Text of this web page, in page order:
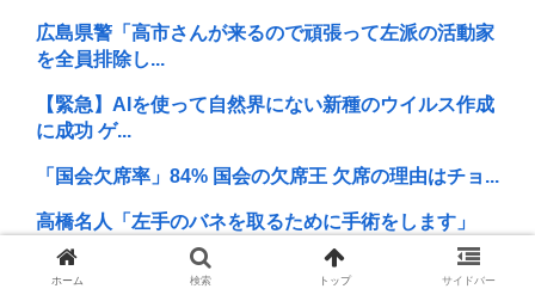
広島県警「高市さんが来るので頑張って左派の活動家
を全員排除し...
【緊急】AIを使って自然界にない新種のウイルス作成
に成功 ゲ...
「国会欠席率」84% 国会の欠席王 欠席の理由はチョ...
高橋名人「左手のバネを取るために手術をします」
昼夜←このシステムそろそろアプデすべきよな
ホーム 検索 トップ サイドバー